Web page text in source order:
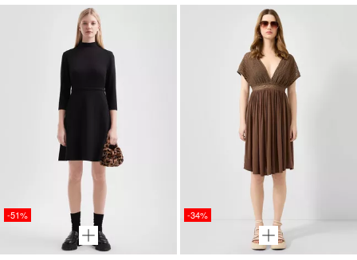
-51% -34%